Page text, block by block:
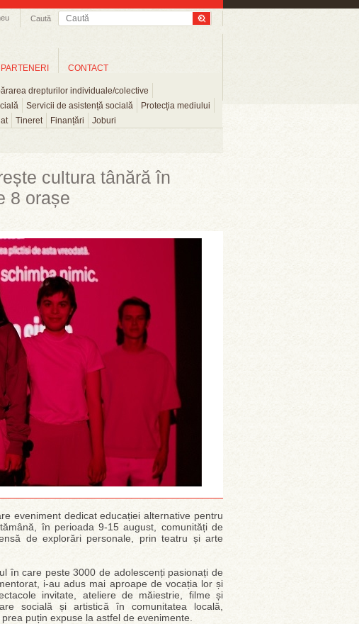
Caută
drepturilor individuale/colective
Servicii de asistență socială
Protecția mediului
Tineret Finanțări Joburi
PARTENERI CONTACT
cultura tânără în
8 orașe
eveniment dedicat educației alternative pentru
în perioada 9-15 august, comunități de
de explorări personale, prin teatru și arte
în care peste 3000 de adolescenți pasionați de
i-au adus mai aproape de vocația lor și
invitate, ateliere de măiestrie, filme și
socială și artistică în comunitatea locală,
puțin expuse la astfel de evenimente.